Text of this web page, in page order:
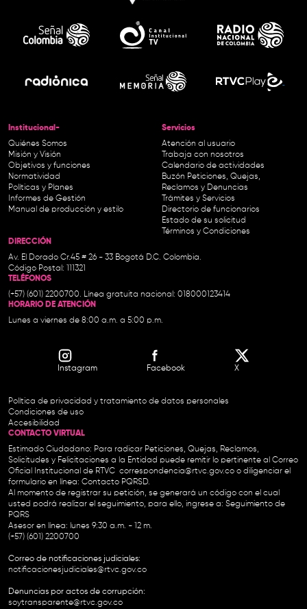
Institucional-
Quiénes Somos
Misión y Visión
Objetivos y funciones
Normatividad
Políticas y Planes
Informes de Gestión
Manual de producción y estilo
Servicios
Atención al usuario
Trabaja con nosotros
Calendario de actividades
Buzón Peticiones, Quejas,
Reclamos y Denuncias
Trámites y Servicios
Directorio de funcionarios
Estado de su solicitud
Términos y Condiciones
DIRECCIÓN
Av. El Dorado Cr.45 # 26 - 33 Bogotá D.C. Colombia.
Código Postal: 111321
TELÉFONOS
(+57) (601) 2200700. Línea gratuita nacional: 018000123414
HORARIO DE ATENCIÓN
Lunes a viernes de 8:00 a.m. a 5:00 p.m.
Instagram Facebook X
Política de privacidad y tratamiento de datos personales
Condiciones de uso
Accesibilidad
CONTACTO VIRTUAL
Estimado Ciudadano: Para radicar Peticiones, Quejas, Reclamos,
Solicitudes y Felicitaciones a la Entidad puede remitir lo pertinente al Correo
Oficial Institucional de RTVC correspondencia@rtvc.gov.co o diligenciar el
formulario en línea: Contacto PQRSD.
Al momento de registrar su petición, se generará un código con el cual
usted podrá realizar el seguimiento, para ello, ingrese a: Seguimiento de
PQRS
Asesor en línea: lunes 9:30 a.m. - 12 m.
(+57) (601) 2200700
Correo de notificaciones judiciales:
notificacionesjudiciales@rtvc.gov.co
Denuncias por actos de corrupción:
soytransparente@rtvc.gov.co